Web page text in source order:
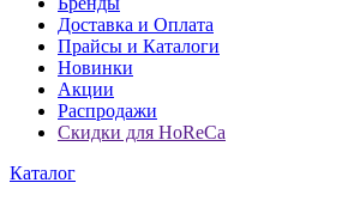
Доставка и Оплата
Прайсы и Каталоги
Новинки
Акции
Распродажи
Скидки для HoReCa
Каталог